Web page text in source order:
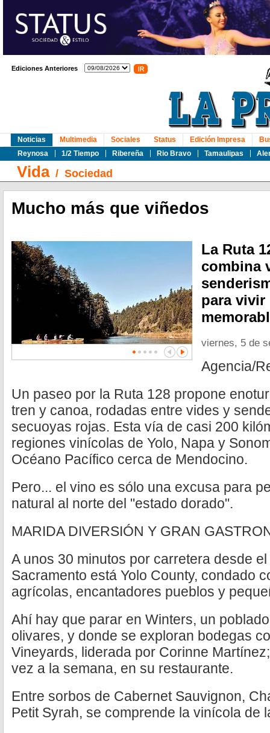
Ediciones Anteriores
Noticias
Reynosa
1/2 Tiempo Ribereña Rio Bravo Tamaulipas
Multimedia Sociales Status Edición Impresa
Vida/ Sociedad
Mucho más que viñedos
La Ruta
combina
para vivir
viernes, 5 de
Agencia/
Un paseo por la Ruta 128 propone
tren y canoa, rodadas entre vides y
secuoyas rojas. Esta vía de casi 200
regiones vinícolas de Yolo, Napa y
Océano Pacífico cerca de Mendocino.
Pero... el vino es sólo una excusa para
natural al norte del "estado dorado".
MARIDA DIVERSIÓN Y GRAN
A unos 30 minutos por carretera desde
Sacramento está Yolo County, condado
agrícolas, encantadores pueblos y
Ahí hay que parar en Winters, un
olivares, y donde se exploran bodegas
Vineyards, liderada por Corinne
vez a la semana, en su restaurante.
Entre sorbos de Cabernet Sauvignon,
Petit Syrah, se comprende la vinícola de